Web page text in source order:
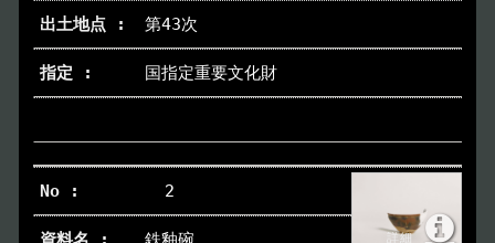
本日の博物館
第43次
国指定重要文化財
2